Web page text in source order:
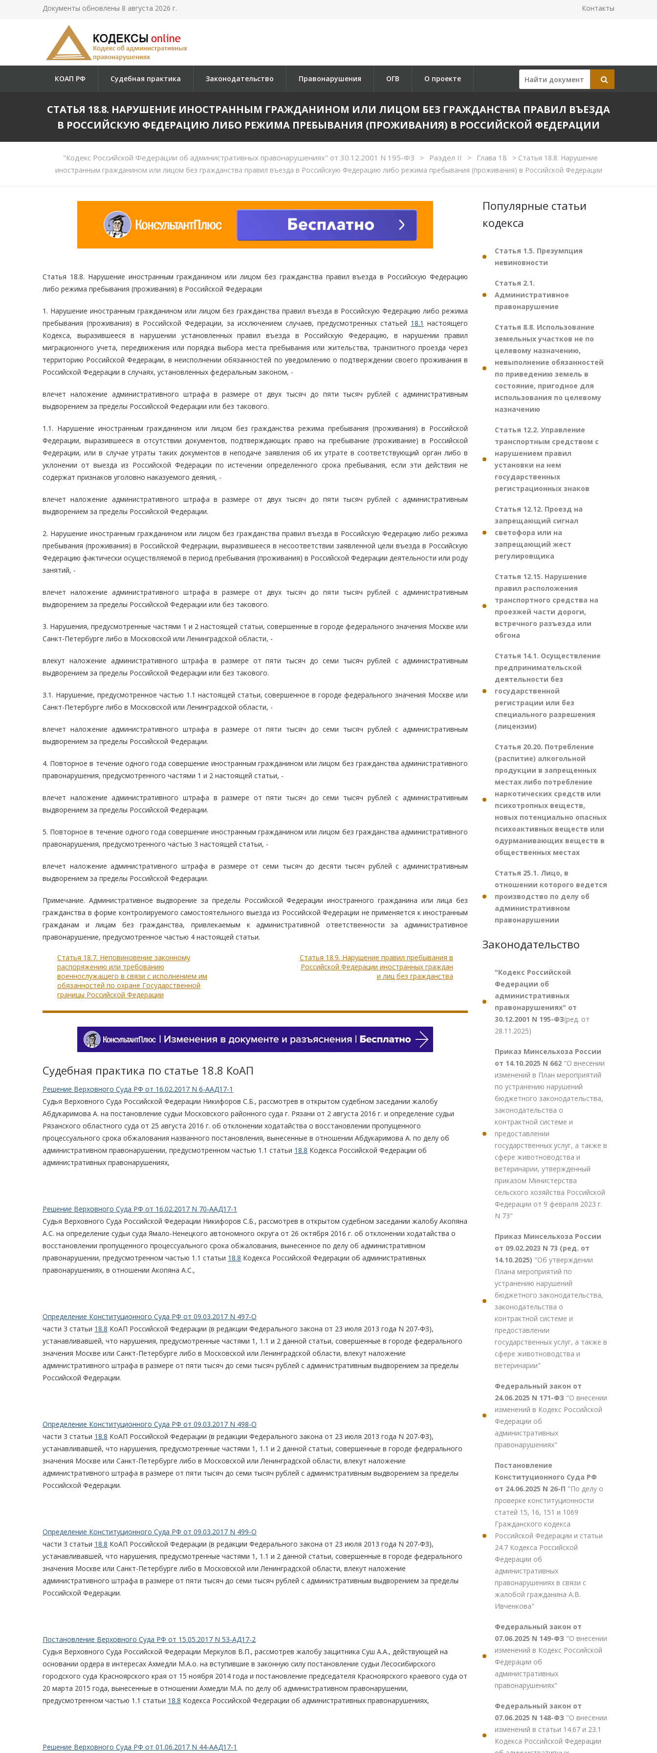
Документы обновлены 8 августа 2026 г. Контакты
КОАП РФ Судебная практика Законодательство Правонарушения ОГВ О проекте
СТАТЬЯ 18.8. НАРУШЕНИЕ ИНОСТРАННЫМ ГРАЖДАНИНОМ ИЛИ ЛИЦОМ БЕЗ ГРАЖДАНСТВА ПРАВИЛ ВЪЕЗДА
В РОССИЙСКУЮ ФЕДЕРАЦИЮ ЛИБО РЕЖИМА ПРЕБЫВАНИЯ (ПРОЖИВАНИЯ) В РОССИЙСКОЙ ФЕДЕРАЦИИ
"Кодекс Российской Федерации об административных правонарушениях" от 30.12.2001 N 195-ФЗ > Раздел II > Глава 18 >Статья 18.8. Нарушение
иностранным гражданином или лицом без гражданства правил въезда в Российскую Федерацию либо режима пребывания (проживания) в Российской Федерации
Статья 18.8. Нарушение иностранным гражданином или лицом без гражданства правил въезда в Российскую Федерацию
либо режима пребывания (проживания) в Российской Федерации
1. Нарушение иностранным гражданином или лицом без гражданства правил въезда в Российскую Федерацию либо режима
пребывания (проживания) в Российской Федерации, за исключением случаев, предусмотренных статьей 18.1 настоящего
Кодекса, выразившееся в нарушении установленных правил въезда в Российскую Федерацию, в нарушении правил
миграционного учета, передвижения или порядка выбора места пребывания или жительства, транзитного проезда через
территорию Российской Федерации, в неисполнении обязанностей по уведомлению о подтверждении своего проживания в
Российской Федерации в случаях, установленных федеральным законом, -
влечет наложение административного штрафа в размере от двух тысяч до пяти тысяч рублей с административным
выдворением за пределы Российской Федерации или без такового.
1.1. Нарушение иностранным гражданином или лицом без гражданства режима пребывания (проживания) в Российской
Федерации, выразившееся в отсутствии документов, подтверждающих право на пребывание (проживание) в Российской
Федерации, или в случае утраты таких документов в неподаче заявления об их утрате в соответствующий орган либо в
уклонении от выезда из Российской Федерации по истечении определенного срока пребывания, если эти действия не
содержат признаков уголовно наказуемого деяния, -
влечет наложение административного штрафа в размере от двух тысяч до пяти тысяч рублей с административным
выдворением за пределы Российской Федерации.
2. Нарушение иностранным гражданином или лицом без гражданства правил въезда в Российскую Федерацию либо режима
пребывания (проживания) в Российской Федерации, выразившееся в несоответствии заявленной цели въезда в Российскую
Федерацию фактически осуществляемой в период пребывания (проживания) в Российской Федерации деятельности или роду
занятий, -
влечет наложение административного штрафа в размере от двух тысяч до пяти тысяч рублей с административным
выдворением за пределы Российской Федерации или без такового.
3. Нарушения, предусмотренные частями 1 и 2 настоящей статьи, совершенные в городе федерального значения Москве или
Санкт-Петербурге либо в Московской или Ленинградской области, -
влекут наложение административного штрафа в размере от пяти тысяч до семи тысяч рублей с административным
выдворением за пределы Российской Федерации или без такового.
3.1. Нарушение, предусмотренное частью 1.1 настоящей статьи, совершенное в городе федерального значения Москве или
Санкт-Петербурге либо в Московской или Ленинградской области, -
влечет наложение административного штрафа в размере от пяти тысяч до семи тысяч рублей с административным
выдворением за пределы Российской Федерации.
4. Повторное в течение одного года совершение иностранным гражданином или лицом без гражданства административного
правонарушения, предусмотренного частями 1 и 2 настоящей статьи, -
влечет наложение административного штрафа в размере от пяти тысяч до семи тысяч рублей с административным
выдворением за пределы Российской Федерации.
5. Повторное в течение одного года совершение иностранным гражданином или лицом без гражданства административного
правонарушения, предусмотренного частью 3 настоящей статьи, -
влечет наложение административного штрафа в размере от семи тысяч до десяти тысяч рублей с административным
выдворением за пределы Российской Федерации.
Примечание. Административное выдворение за пределы Российской Федерации иностранного гражданина или лица без
гражданства в форме контролируемого самостоятельного выезда из Российской Федерации не применяется к иностранным
гражданам и лицам без гражданства, привлекаемым к административной ответственности за административное
правонарушение, предусмотренное частью 4 настоящей статьи.
Статья 18.7. Неповиновение законному
распоряжению или требованию
военнослужащего в связи с исполнением им
обязанностей по охране Государственной
границы Российской Федерации
Статья 18.9. Нарушение правил пребывания в
Российской Федерации иностранных граждан
и лиц без гражданства
Судебная практика по статье 18.8 КоАП
Решение Верховного Суда РФ от 16.02.2017 N 6-ААД17-1
Судья Верховного Суда Российской Федерации Никифоров С.Б., рассмотрев в открытом судебном заседании жалобу
Абдукаримова А. на постановление судьи Московского районного суда г. Рязани от 2 августа 2016 г. и определение судьи
Рязанского областного суда от 25 августа 2016 г. об отклонении ходатайства о восстановлении пропущенного
процессуального срока обжалования названного постановления, вынесенные в отношении Абдукаримова А. по делу об
административном правонарушении, предусмотренном частью 1.1 статьи 18.8 Кодекса Российской Федерации об
административных правонарушениях,
Решение Верховного Суда РФ от 16.02.2017 N 70-ААД17-1
Судья Верховного Суда Российской Федерации Никифоров С.Б., рассмотрев в открытом судебном заседании жалобу Акопяна
А.С. на определение судьи суда Ямало-Ненецкого автономного округа от 26 октября 2016 г. об отклонении ходатайства о
восстановлении пропущенного процессуального срока обжалования, вынесенное по делу об административном
правонарушении, предусмотренном частью 1.1 статьи 18.8 Кодекса Российской Федерации об административных
правонарушениях, в отношении Акопяна А.С.,
Определение Конституционного Суда РФ от 09.03.2017 N 497-О
части 3 статьи 18.8 КоАП Российской Федерации (в редакции Федерального закона от 23 июля 2013 года N 207-ФЗ),
устанавливавшей, что нарушения, предусмотренные частями 1, 1.1 и 2 данной статьи, совершенные в городе федерального
значения Москве или Санкт-Петербурге либо в Московской или Ленинградской области, влекут наложение
административного штрафа в размере от пяти тысяч до семи тысяч рублей с административным выдворением за пределы
Российской Федерации.
Определение Конституционного Суда РФ от 09.03.2017 N 498-О
части 3 статьи 18.8 КоАП Российской Федерации (в редакции Федерального закона от 23 июля 2013 года N 207-ФЗ),
устанавливавшей, что нарушения, предусмотренные частями 1, 1.1 и 2 данной статьи, совершенные в городе федерального
значения Москве или Санкт-Петербурге либо в Московской или Ленинградской области, влекут наложение
административного штрафа в размере от пяти тысяч до семи тысяч рублей с административным выдворением за пределы
Российской Федерации.
Определение Конституционного Суда РФ от 09.03.2017 N 499-О
части 3 статьи 18.8 КоАП Российской Федерации (в редакции Федерального закона от 23 июля 2013 года N 207-ФЗ),
устанавливавшей, что нарушения, предусмотренные частями 1, 1.1 и 2 данной статьи, совершенные в городе федерального
значения Москве или Санкт-Петербурге либо в Московской или Ленинградской области, влекут наложение
административного штрафа в размере от пяти тысяч до семи тысяч рублей с административным выдворением за пределы
Российской Федерации.
Постановление Верховного Суда РФ от 15.05.2017 N 53-АД17-2
Судья Верховного Суда Российской Федерации Меркулов В.П., рассмотрев жалобу защитника Суш А.А., действующей на
основании ордера в интересах Ахмедли М.А.о. на вступившие в законную силу постановление судьи Лесосибирского
городского суда Красноярского края от 15 ноября 2014 года и постановление председателя Красноярского краевого суда от
20 марта 2015 года, вынесенные в отношении Ахмедли М.А. по делу об административном правонарушении,
предусмотренном частью 1.1 статьи 18.8 Кодекса Российской Федерации об административных правонарушениях,
Решение Верховного Суда РФ от 01.06.2017 N 44-ААД17-1
Популярные статьи
кодекса
Статья 1.5. Презумпция
невиновности
Статья 2.1.
Административное
правонарушение
Статья 8.8. Использование
земельных участков не по
целевому назначению,
невыполнение обязанностей
по приведению земель в
состояние, пригодное для
использования по целевому
назначению
Статья 12.2. Управление
транспортным средством с
нарушением правил
установки на нем
государственных
регистрационных знаков
Статья 12.12. Проезд на
запрещающий сигнал
светофора или на
запрещающий жест
регулировщика
Статья 12.15. Нарушение
правил расположения
транспортного средства на
проезжей части дороги,
встречного разъезда или
обгона
Статья 14.1. Осуществление
предпринимательской
деятельности без
государственной
регистрации или без
специального разрешения
(лицензии)
Статья 20.20. Потребление
(распитие) алкогольной
продукции в запрещенных
местах либо потребление
наркотических средств или
психотропных веществ,
новых потенциально опасных
психоактивных веществ или
одурманивающих веществ в
общественных местах
Статья 25.1. Лицо, в
отношении которого ведется
производство по делу об
административном
правонарушении
Законодательство
"Кодекс Российской
Федерации об
административных
правонарушениях" от
30.12.2001 N 195-ФЗ(ред. от
28.11.2025)
Приказ Минсельхоза России
от 14.10.2025 N 662 "О внесении
изменений в План мероприятий
по устранению нарушений
бюджетного законодательства,
законодательства о
контрактной системе и
предоставлении
государственных услуг, а также в
сфере животноводства и
ветеринарии, утвержденный
приказом Министерства
сельского хозяйства Российской
Федерации от 9 февраля 2023 г.
N 73"
Приказ Минсельхоза России
от 09.02.2023 N 73 (ред. от
14.10.2025) "Об утверждении
Плана мероприятий по
устранению нарушений
бюджетного законодательства,
законодательства о
контрактной системе и
предоставлении
государственных услуг, а также в
сфере животноводства и
ветеринарии"
Федеральный закон от
24.06.2025 N 171-ФЗ "О внесении
изменений в Кодекс Российской
Федерации об
административных
правонарушениях"
Постановление
Конституционного Суда РФ
от 24.06.2025 N 26-П "По делу о
проверке конституционности
статей 15, 16, 151 и 1069
Гражданского кодекса
Российской Федерации и статьи
24.7 Кодекса Российской
Федерации об
административных
правонарушениях в связи с
жалобой гражданина А.В.
Ивченкова"
Федеральный закон от
07.06.2025 N 149-ФЗ "О внесении
изменений в Кодекс Российской
Федерации об
административных
правонарушениях"
Федеральный закон от
07.06.2025 N 148-ФЗ "О внесении
изменений в статьи 14.67 и 23.1
Кодекса Российской Федерации